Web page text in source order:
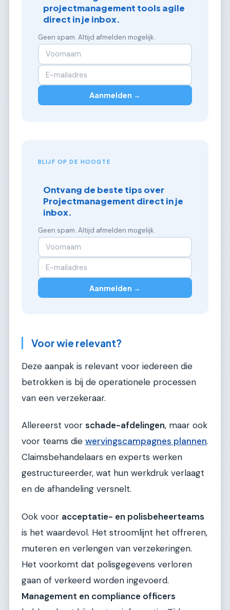
projectmanagement tools agile
direct in je inbox.
Geen spam. Altijd afmelden mogelijk.
Aanmelden →
BLIJF OP DE HOOGTE
Ontvang de beste tips over
Projectmanagement direct in je
inbox.
Geen spam. Altijd afmelden mogelijk.
Aanmelden →
Voor wie relevant?
Deze aanpak is relevant voor iedereen die
betrokken is bij de operationele processen
van een verzekeraar.
Allereerst voor schade-afdelingen, maar ook
voor teams die wervingscampagnes plannen.
Claimsbehandelaars en experts werken
gestructureerder, wat hun werkdruk verlaagt
en de afhandeling versnelt.
Ook voor acceptatie- en polisbeheerteams
is het waardevol. Het stroomlijnt het offreren,
muteren en verlengen van verzekeringen.
Het voorkomt dat polisgegevens verloren
gaan of verkeerd worden ingevoerd.
Management en compliance officers